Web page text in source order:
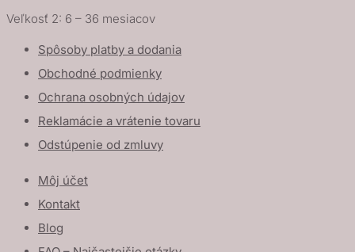
Veľkosť 2: 6 – 36 mesiacov
Spôsoby platby a dodania
Obchodné podmienky
Ochrana osobných údajov
Reklamácie a vrátenie tovaru
Odstúpenie od zmluvy
Môj účet
Kontakt
Blog